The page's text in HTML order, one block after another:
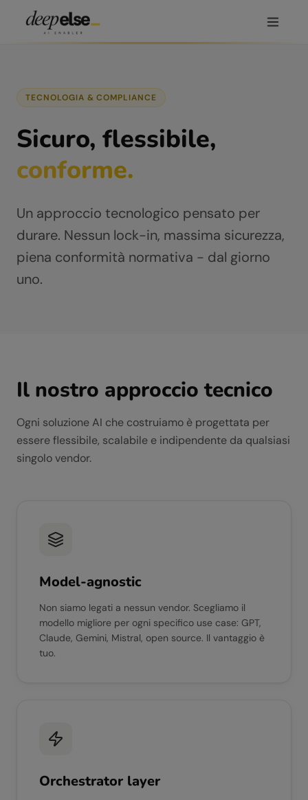
TECNOLOGIA & COMPLIANCE
Sicuro, flessibile,
conforme.
Un approccio tecnologico pensato per
durare. Nessun lock-in, massima sicurezza,
piena conformità normativa - dal giorno
uno.
Il nostro approccio tecnico
Ogni soluzione AI che costruiamo è progettata per
essere flessibile, scalabile e indipendente da qualsiasi
singolo vendor.
Model-agnostic
Non siamo legati a nessun vendor. Scegliamo il
modello migliore per ogni specifico use case: GPT,
Claude, Gemini, Mistral, open source. Il vantaggio è
tuo.
Orchestrator layer